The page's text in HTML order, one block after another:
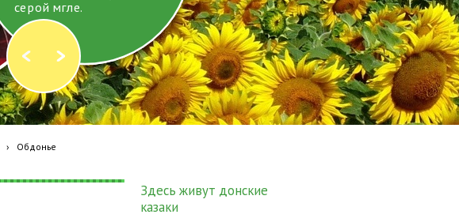
серой мгле.
› Обдонье
Здесь живут донские
казаки